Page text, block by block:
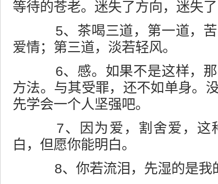
等待的苍老。迷失了方向，迷失
5、茶喝三道，第一道，
爱情；第三道，淡若轻风。
6、感。如果不是这样，那
方法。与其受罪，还不如单身。
先学会一个人坚强吧。
7、因为爱，割舍爱，这
白，但愿你能明白。
8、你若流泪，先湿的是我